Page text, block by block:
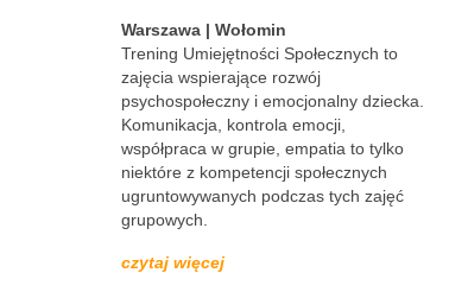
Warszawa | Wołomin
Trening Umiejętności Społecznych to
zajęcia wspierające rozwój
psychospołeczny i emocjonalny dziecka.
Komunikacja, kontrola emocji,
współpraca w grupie, empatia to tylko
niektóre z kompetencji społecznych
ugruntowywanych podczas tych zajęć
grupowych.
czytaj więcej